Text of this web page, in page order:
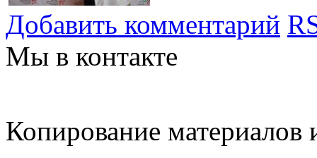
Добавить комментарий
Мы в контакте
Копирование материалов